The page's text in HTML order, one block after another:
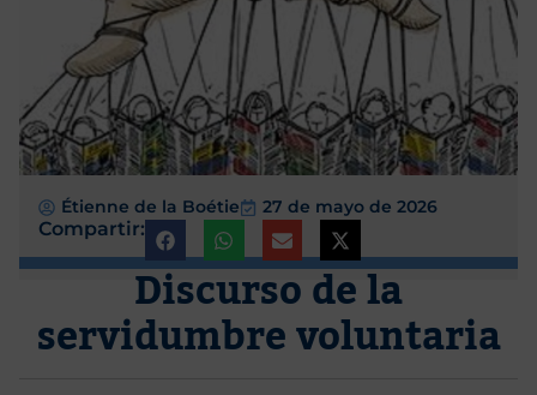
Étienne de la Boétie 27 de mayo de 2026
Compartir:
Discurso de la
servidumbre voluntaria